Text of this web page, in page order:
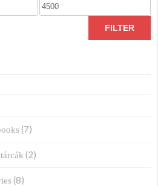
Max
FILTER
(7)
(2)
(8)